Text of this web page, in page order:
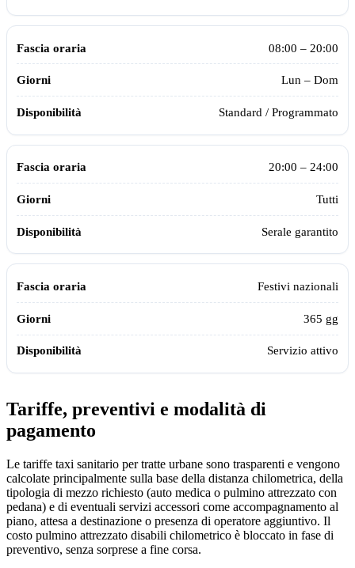
08:00 – 20:00
Lun – Dom
Standard / Programmato
20:00 – 24:00
Tutti
Serale garantito
Festivi nazionali
365 gg
Servizio attivo
Tariffe, preventivi e modalità di
pagamento
Le tariffe taxi sanitario per tratte urbane sono trasparenti e vengono
calcolate principalmente sulla base della distanza chilometrica, della
tipologia di mezzo richiesto (auto medica o pulmino attrezzato con
pedana) e di eventuali servizi accessori come accompagnamento al
piano, attesa a destinazione o presenza di operatore aggiuntivo. Il
costo pulmino attrezzato disabili chilometrico è bloccato in fase di
preventivo, senza sorprese a fine corsa.